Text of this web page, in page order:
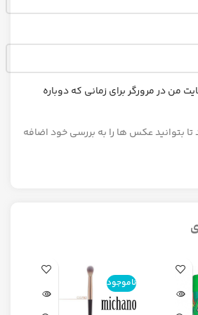
من در مرورگر برای زمانی که دوباره
بتوانید عکس ها را به بررسی خود اضافه
ناموجود